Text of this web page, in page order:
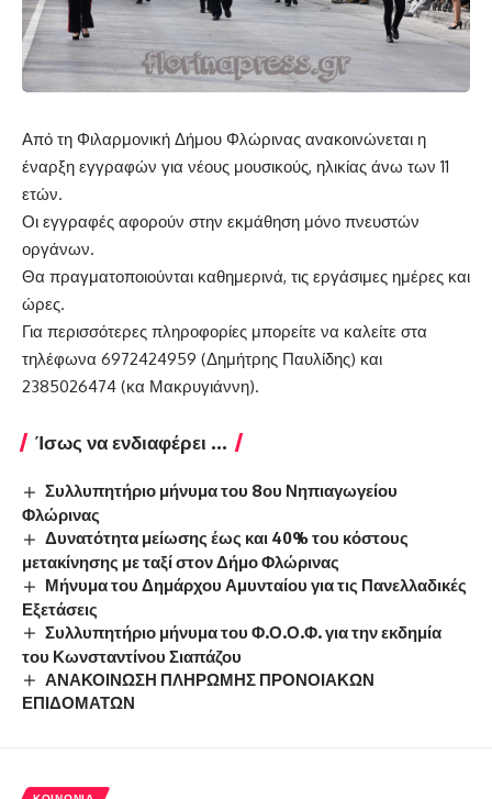
Από τη Φιλαρμονική Δήμου Φλώρινας ανακοινώνεται η
έναρξη εγγραφών για νέους μουσικούς, ηλικίας άνω των 11
ετών.
Οι εγγραφές αφορούν στην εκμάθηση μόνο πνευστών
οργάνων.
Θα πραγματοποιούνται καθημερινά, τις εργάσιμες ημέρες και
ώρες.
Για περισσότερες πληροφορίες μπορείτε να καλείτε στα
τηλέφωνα 6972424959 (Δημήτρης Παυλίδης) και
2385026474 (κα Μακρυγιάννη).
Ίσως να ενδιαφέρει ...
Συλλυπητήριο μήνυμα του 8ου Νηπιαγωγείου
Φλώρινας
Δυνατότητα μείωσης έως και 40% του κόστους
μετακίνησης με ταξί στον Δήμο Φλώρινας
Μήνυμα του Δημάρχου Αμυνταίου για τις Πανελλαδικές
Εξετάσεις
Συλλυπητήριο μήνυμα του Φ.Ο.Ο.Φ. για την εκδημία
του Κωνσταντίνου Σιαπάζου
ΑΝΑΚΟΙΝΩΣΗ ΠΛΗΡΩΜΗΣ ΠΡΟΝΟΙΑΚΩΝ
ΕΠΙΔΟΜΑΤΩΝ